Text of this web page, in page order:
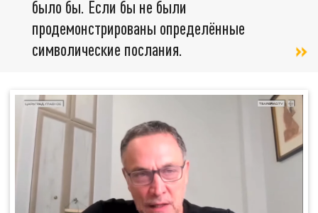
было бы. Если бы не были
продемонстрированы определённые
символические послания.